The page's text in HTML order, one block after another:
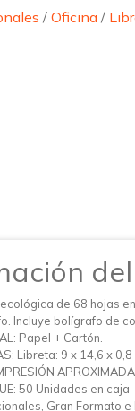
/ Oficina /
de 68 hojas
Incluye bolígrafo de
Papel + Cartón.
Libreta: 9 x 14,6 x
50 Unidades en caja
Gran Formato